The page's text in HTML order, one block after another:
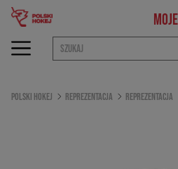
Polski Hokej Reprezentacja Reprezentacja